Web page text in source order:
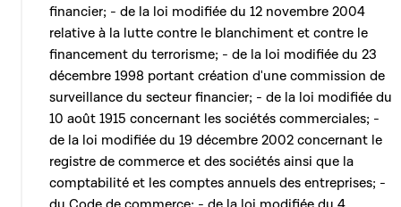
financier; - de la loi modifiée du 12 novembre 2004
relative à la lutte contre le blanchiment et contre le
financement du terrorisme; - de la loi modifiée du 23
décembre 1998 portant création d'une commission de
surveillance du secteur financier; - de la loi modifiée du
10 août 1915 concernant les sociétés commerciales; -
de la loi modifiée du 19 décembre 2002 concernant le
registre de commerce et des sociétés ainsi que la
comptabilité et les comptes annuels des entreprises; -